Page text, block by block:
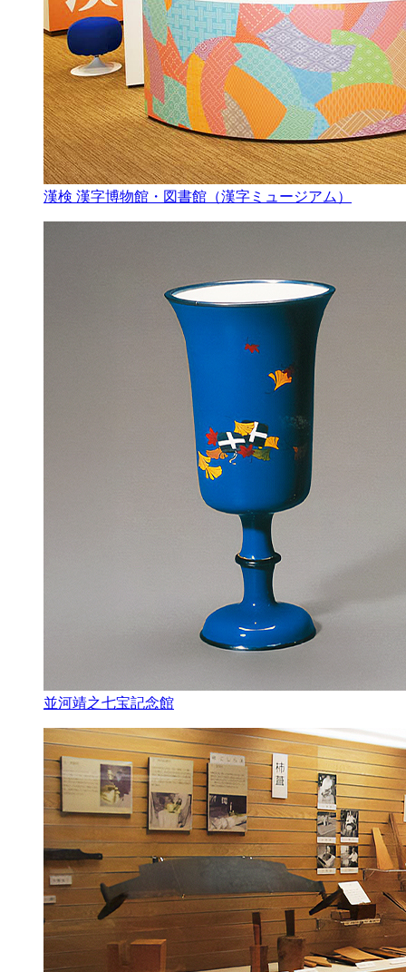
漢検 漢字博物館・図書館（漢字ミュージアム）
並河靖之七宝記念館